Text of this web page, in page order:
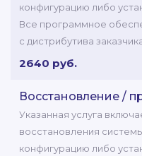
конфигурацию либо
Все программное
с дистрибутива
2640 руб.
Восстановление /
Указанная услуга
восстановления
конфигурацию либо